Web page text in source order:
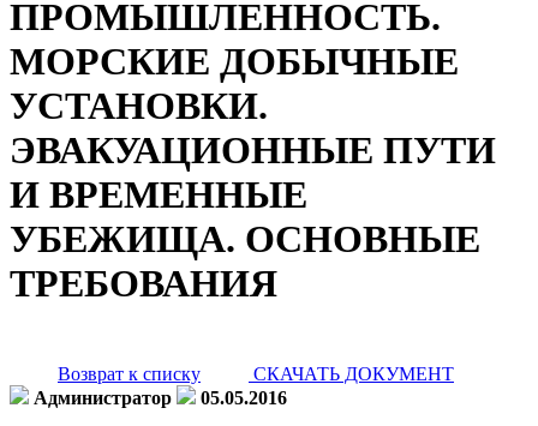
ПРОМЫШЛЕННОСТЬ.
МОРСКИЕ ДОБЫЧНЫЕ
УСТАНОВКИ.
ЭВАКУАЦИОННЫЕ ПУТИ
И ВРЕМЕННЫЕ
УБЕЖИЩА. ОСНОВНЫЕ
ТРЕБОВАНИЯ
Возврат к списку
СКАЧАТЬ ДОКУМЕНТ
Администратор
05.05.2016